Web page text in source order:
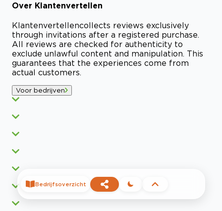
Over Klantenvertellen
Klantenvertellencollects reviews exclusively
through invitations after a registered purchase.
All reviews are checked for authenticity to
exclude unlawful content and manipulation. This
guarantees that the experiences come from
actual customers.
Voor bedrijven
Bedrijfsoverzicht